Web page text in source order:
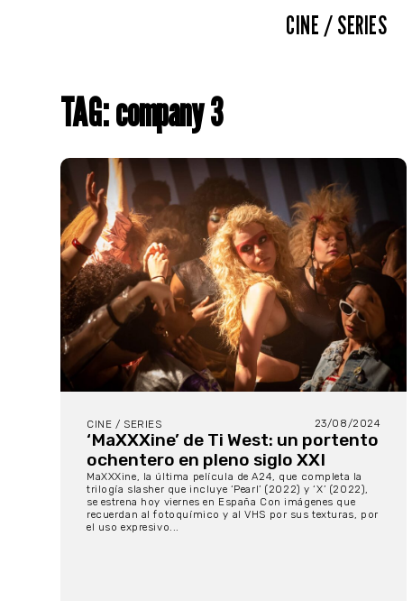
CINE / SERIES
TAG: company 3
CINE / SERIES 23/08/2024
‘MaXXXine’ de Ti West: un portento
ochentero en pleno siglo XXI
MaXXXine, la última película de A24, que completa la
trilogía slasher que incluye ‘Pearl’ (2022) y ‘X’ (2022),
se estrena hoy viernes en España Con imágenes que
recuerdan al fotoquímico y al VHS por sus texturas, por
el uso expresivo...